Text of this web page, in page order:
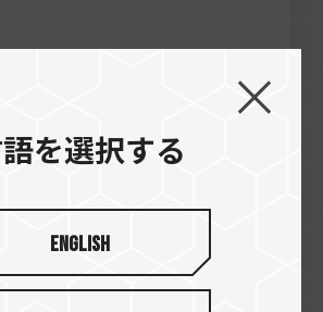
M.2 PCIe SSD
を選択する
English